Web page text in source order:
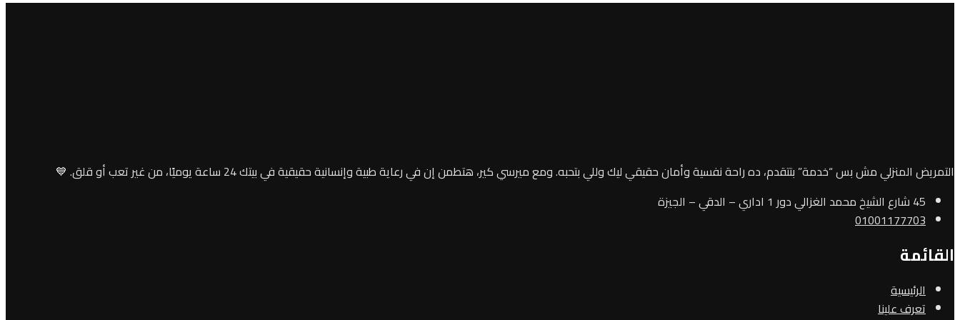
التمريض المنزلي مش بس “خدمة” بتتقدم، ده راحة نفسية وأمان حقيقي ليك وللي بتحبه. ومع ميرسي كير، هتطمن إن في رعاية طبية وإنسانية حقيقية في بيتك 24 ساعة يوميًا، من غير تعب أو قلق. 💙
45 شارع الشيخ محمد الغزالي دور 1 اداري – الدقي – الجيزة
01001177703
القائمة
الرئيسية
تعرف علينا